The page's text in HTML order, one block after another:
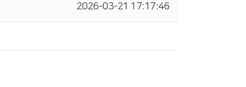
2026-03-21 17:17:46